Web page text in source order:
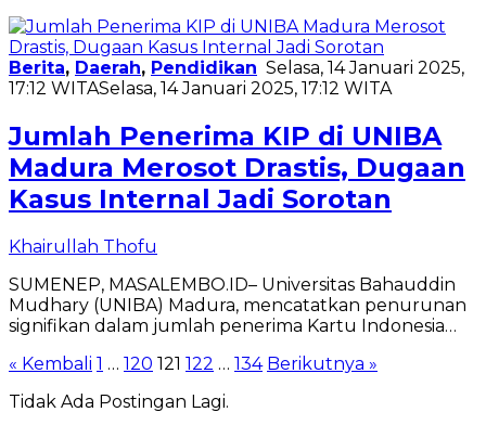
Berita, Daerah, Pendidikan Selasa, 14 Januari 2025,
17:12 WITASelasa, 14 Januari 2025, 17:12 WITA
Jumlah Penerima KIP di UNIBA
Madura Merosot Drastis, Dugaan
Kasus Internal Jadi Sorotan
Khairullah Thofu
SUMENEP, MASALEMBO.ID– Universitas Bahauddin
Mudhary (UNIBA) Madura, mencatatkan penurunan
signifikan dalam jumlah penerima Kartu Indonesia…
Paginasi
pos
« Kembali 1 … 120 121 122 … 134 Berikutnya »
Tidak Ada Postingan Lagi.